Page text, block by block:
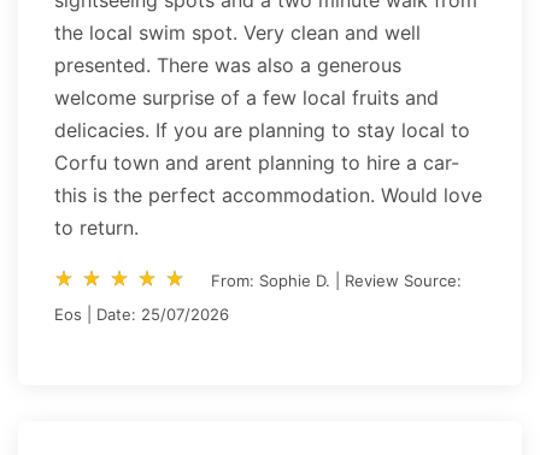
the local swim spot. Very clean and well
presented. There was also a generous
welcome surprise of a few local fruits and
delicacies. If you are planning to stay local to
Corfu town and arent planning to hire a car-
this is the perfect accommodation. Would love
to return.
star_rate star_rate star_rate star_rate star_rate
star_rate star_rate star_rate star_rate star_rate
From: Sophie D. | Review Source:
Eos | Date: 25/07/2026